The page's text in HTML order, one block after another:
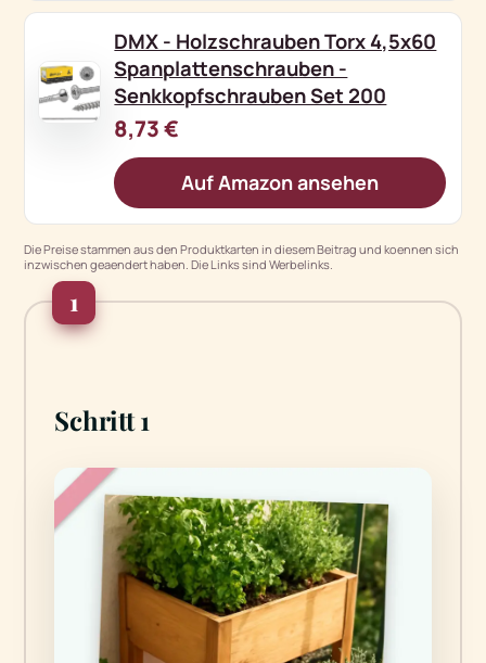
DMX - Holzschrauben Torx 4,5x60
Spanplattenschrauben -
Senkkopfschrauben Set 200
8,73 €
Auf Amazon ansehen
Die Preise stammen aus den Produktkarten in diesem Beitrag und koennen sich
inzwischen geaendert haben. Die Links sind Werbelinks.
1
Schritt 1